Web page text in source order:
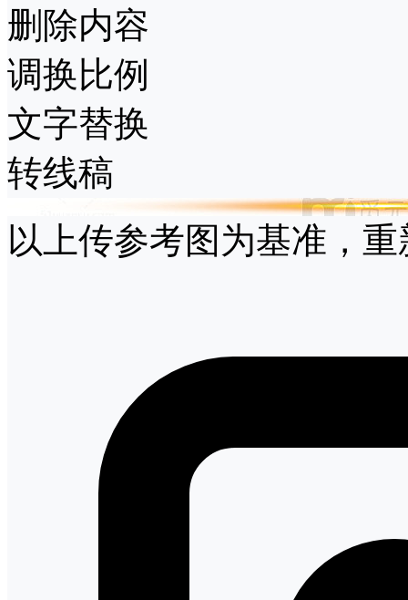
删除内容
调换比例
文字替换
转线稿
以上传参考图为基准，